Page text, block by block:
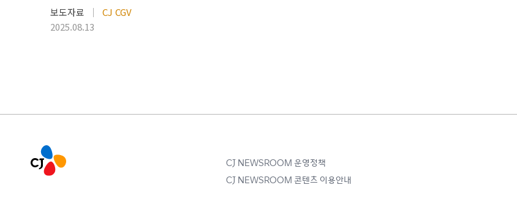
보도자료
CJ CGV
2025.08.13
CJ NEWSROOM 운영정책
CJ NEWSROOM 콘텐츠 이용안내